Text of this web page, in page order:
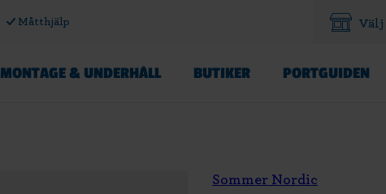
Måtthjälp
MONTAGE & UNDERHÅLL BUTIKER PORTGUIDEN
Sommer Nordic